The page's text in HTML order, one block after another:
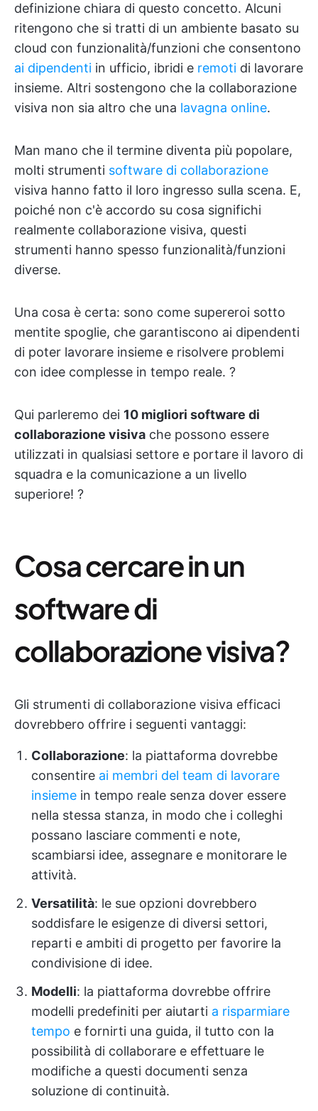
definizione chiara di questo concetto. Alcuni
ritengono che si tratti di un ambiente basato su
cloud con funzionalità/funzioni che consentono
ai dipendenti in ufficio, ibridi e remoti di lavorare
insieme. Altri sostengono che la collaborazione
visiva non sia altro che una lavagna online.
Man mano che il termine diventa più popolare,
molti strumenti software di collaborazione
visiva hanno fatto il loro ingresso sulla scena. E,
poiché non c'è accordo su cosa significhi
realmente collaborazione visiva, questi
strumenti hanno spesso funzionalità/funzioni
diverse.
Una cosa è certa: sono come supereroi sotto
mentite spoglie, che garantiscono ai dipendenti
di poter lavorare insieme e risolvere problemi
con idee complesse in tempo reale. ?
Qui parleremo dei 10 migliori software di
collaborazione visiva che possono essere
utilizzati in qualsiasi settore e portare il lavoro di
squadra e la comunicazione a un livello
superiore! ?
Cosa cercare in un
software di
collaborazione visiva?
Gli strumenti di collaborazione visiva efficaci
dovrebbero offrire i seguenti vantaggi:
Collaborazione: la piattaforma dovrebbe
consentire ai membri del team di lavorare
insieme in tempo reale senza dover essere
nella stessa stanza, in modo che i colleghi
possano lasciare commenti e note,
scambiarsi idee, assegnare e monitorare le
attività.
Versatilità: le sue opzioni dovrebbero
soddisfare le esigenze di diversi settori,
reparti e ambiti di progetto per favorire la
condivisione di idee.
Modelli: la piattaforma dovrebbe offrire
modelli predefiniti per aiutarti a risparmiare
tempo e fornirti una guida, il tutto con la
possibilità di collaborare e effettuare le
modifiche a questi documenti senza
soluzione di continuità.